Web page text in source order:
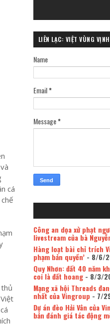
cá
LIÊN LẠC: VIỆT VÙNG
Name
Email*
Message*
Công an dọa xử phạt
livestream của bà
Hàng loạt bài chỉ trích
phạm bản quyền’- 8/6/
Quy Nhơn: đất 40 năm
coi là đất hoang- 8/3/
Mạng xã hội Threads
nhất của Vingroup - 7/
Dự án đèo Hải Vân của
bản đánh giá tác động